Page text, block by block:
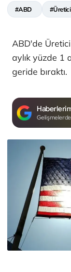
#ABD
ABD'de
aylık yüzde 1
geride bıraktı.